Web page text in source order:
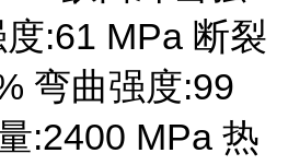
:61 MPa 断裂
弯曲强度:99
:2400 MPa 热